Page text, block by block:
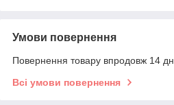
Умови повернення
Повернення товару впродовж 14
Всі умови повернення